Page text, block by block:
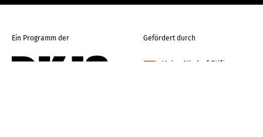
Ein Programm der Gefördert durch